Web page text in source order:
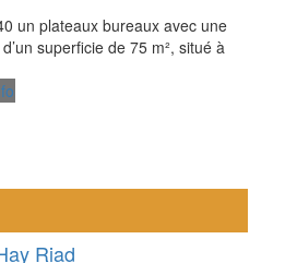
un plateaux bureaux avec une
superficie de 75 m², situé à
Riad